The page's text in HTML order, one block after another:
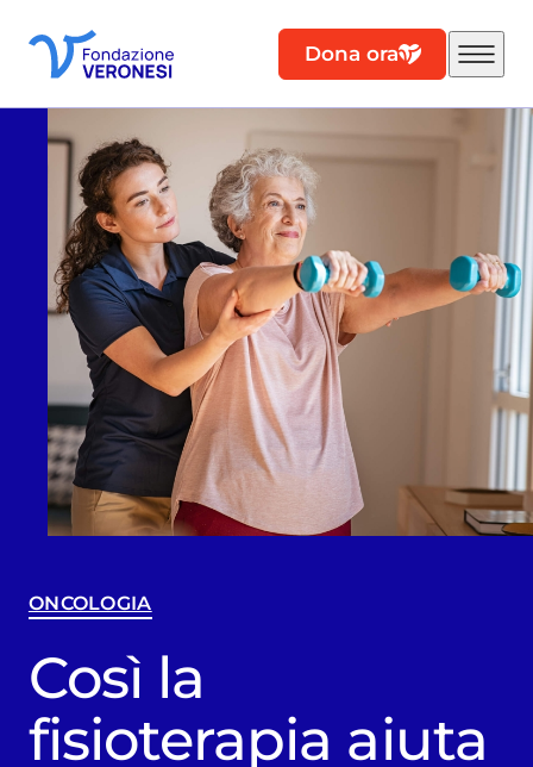
Dona ora
ONCOLOGIA
Così la
fisioterapia aiuta